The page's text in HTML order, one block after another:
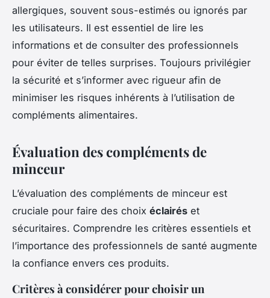
allergiques, souvent sous-estimés ou ignorés par
les utilisateurs. Il est essentiel de lire les
informations et de consulter des professionnels
pour éviter de telles surprises. Toujours privilégier
la sécurité et s’informer avec rigueur afin de
minimiser les risques inhérents à l’utilisation de
compléments alimentaires.
Évaluation des compléments de
minceur
L’évaluation des compléments de minceur est
cruciale pour faire des choix éclairés et
sécuritaires. Comprendre les critères essentiels et
l’importance des professionnels de santé augmente
la confiance envers ces produits.
Critères à considérer pour choisir un